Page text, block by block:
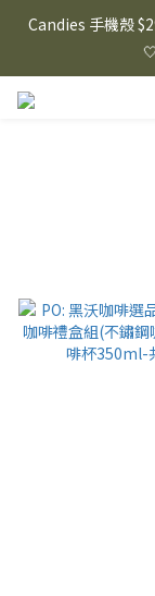
⸜ 8/1-8/31 ⸝  88
滿$3000
Candies 手機殼
⸜ 8/1-8/31 ⸝  88購